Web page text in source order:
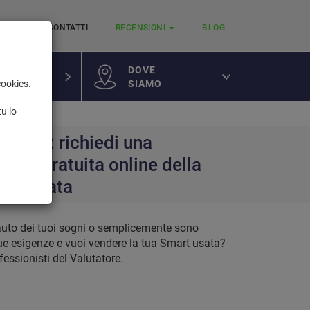
CONTATTI RECENSIONI BLOG
DOVE
SIAMO
richiedi una
gratuita online della
usata
dei tuoi sogni o semplicemente sono
esigenze e vuoi vendere la tua Smart usata?
del Valutatore.
lo